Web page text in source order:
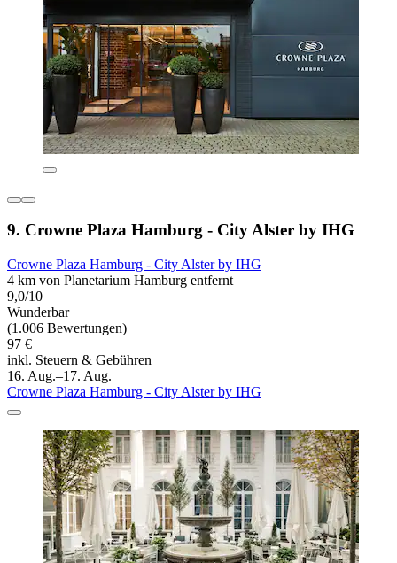
9. Crowne Plaza Hamburg - City Alster by IHG
Crowne Plaza Hamburg - City Alster by IHG
4 km von Planetarium Hamburg entfernt
9,0/10
Wunderbar
(1.006 Bewertungen)
97 €
inkl. Steuern & Gebühren
16. Aug.–17. Aug.
Crowne Plaza Hamburg - City Alster by IHG